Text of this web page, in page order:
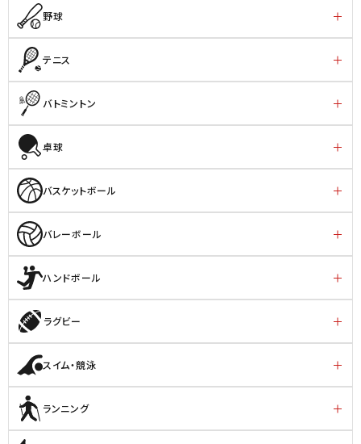
野球
テニス
バトミントン
卓球
バスケットボール
バレーボール
ハンドボール
ラグビー
スイム・競泳
ランニング